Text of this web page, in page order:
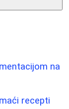
na
recepti